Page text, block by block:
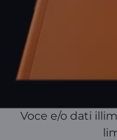
Voce e/o dati